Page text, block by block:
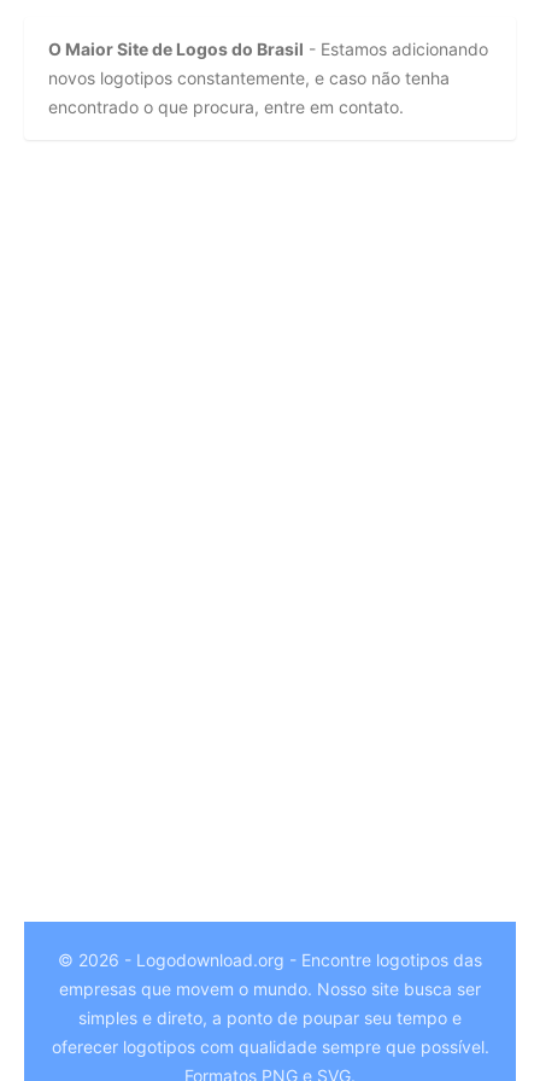
O Maior Site de Logos do Brasil - Estamos adicionando
novos logotipos constantemente, e caso não tenha
encontrado o que procura, entre em contato.
© 2026 - Logodownload.org - Encontre logotipos das
empresas que movem o mundo. Nosso site busca ser
simples e direto, a ponto de poupar seu tempo e
oferecer logotipos com qualidade sempre que possível.
Formatos PNG e SVG.
Hindi
German